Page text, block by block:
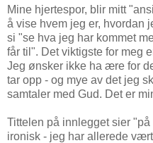
Mine hjertespor, blir mitt
å vise hvem jeg er, hvordan
si "se hva jeg har kommet
får til". Det viktigste for meg
Jeg ønsker ikke ha ære for
tar opp - og mye av det jeg
samtaler med Gud. Det er
Tittelen på innlegget sier
ironisk - jeg har allerede